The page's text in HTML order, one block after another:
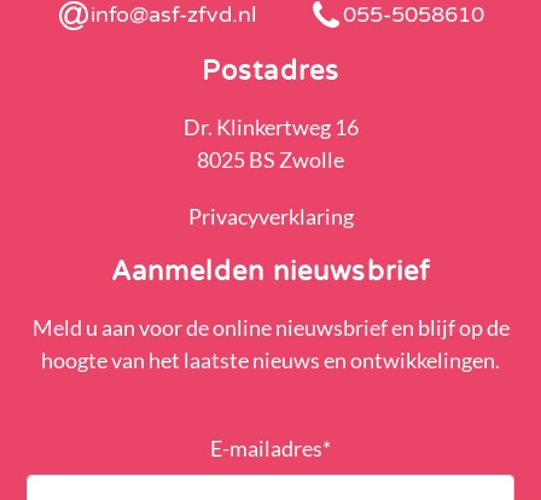
info@asf-zfvd.nl 055-5058610
Postadres
Dr. Klinkertweg 16
8025 BS Zwolle
Privacyverklaring
Aanmelden nieuwsbrief
Meld u aan voor de online nieuwsbrief en blijf op de
hoogte van het laatste nieuws en ontwikkelingen.
E-mailadres*